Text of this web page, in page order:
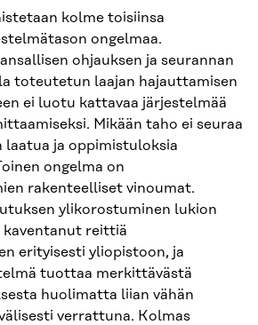
kolme toisiinsa
ongelmaa.
ohjauksen ja seurannan
toteutetun laajan hajauttamisen
ei luotu kattavaa järjestelmää
Mikään taho ei seuraa
laatua ja oppimistuloksia
ongelma on
rakenteelliset vinoumat.
ylikorostuminen lukion
kaventanut reittiä
erityisesti yliopistoon, ja
tuottaa merkittävästä
huolimatta liian vähän
verrattuna. Kolmas